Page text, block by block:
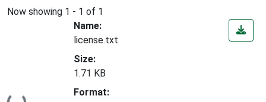
Now showing 1 - 1 of 1
Name:
license.txt
Size:
1.71 KB
Format: